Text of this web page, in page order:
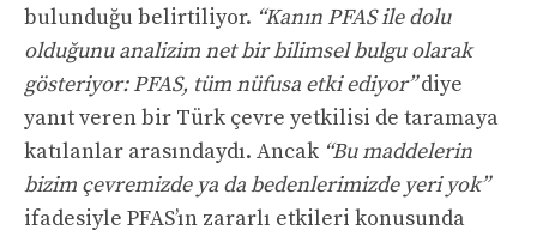
bulunduğu belirtiliyor. “Kanın PFAS ile dolu
olduğunu analizim net bir bilimsel bulgu olarak
gösteriyor: PFAS, tüm nüfusa etki ediyor”diye
yanıt veren bir Türk çevre yetkilisi de taramaya
katılanlar arasındaydı. Ancak “Bu maddelerin
bizim çevremizde ya da bedenlerimizde yeri yok”
ifadesiyle PFAS’ın zararlı etkileri konusunda